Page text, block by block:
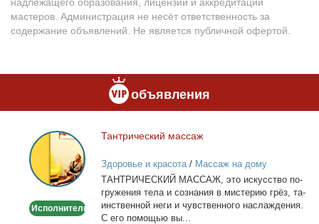
мастеров. Администрация не несёт ответственность за
содержание объявлений. Не является публичной офертой.
объявления
Тантрический
массаж
Исполнитель
Тан­три­че­ский мас­саж
Здоровье и красота/ Массаж на дому
ТАНТРИЧЕСКИЙ МАССАЖ, это ис­кус­ство по­
гру­же­ния те­ла и со­зна­ния в ми­сте­рию грёз, та­
ин­ствен­ной неги и чув­ствен­но­го на­сла­жде­ния.
С его по­мо­щью вы...